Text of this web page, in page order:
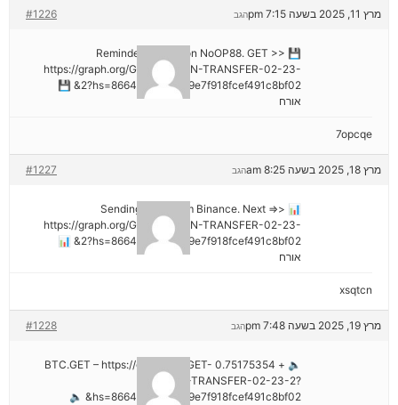
מרץ 11, 2025 בשעה 7:15 pm #1226 הגב
💾 Reminder: Operation NoOP88. GET >>
https://graph.org/GET-BITCOIN-TRANSFER-02-23-
2?hs=8664c520642b9e7f918fcef491c8bf02& 💾
אורח
7opcqe
מרץ 18, 2025 בשעה 8:25 am #1227 הגב
📊 Sending a gift from Binance. Next =>>
https://graph.org/GET-BITCOIN-TRANSFER-02-23-
2?hs=8664c520642b9e7f918fcef491c8bf02& 📊
אורח
xsqtcn
מרץ 19, 2025 בשעה 7:48 pm #1228 הגב
🔈 + 0.75175354 BTC.GET – https://graph.org/GET-
BITCOIN-TRANSFER-02-23-2?
hs=8664c520642b9e7f918fcef491c8bf02& 🔈